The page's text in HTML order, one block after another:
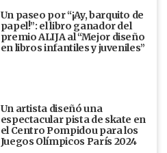
Un paseo por “¡Ay, barquito de
papel!”: el libro ganador del
premio ALIJA al “Mejor diseño
en libros infantiles y juveniles”
Un artista diseñó una
espectacular pista de skate en
el Centro Pompidou para los
Juegos Olímpicos París 2024